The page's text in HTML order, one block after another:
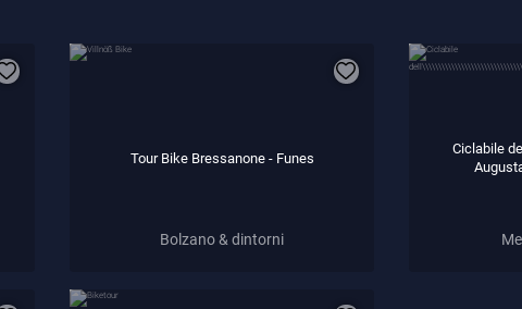
Tour Bike Bressanone - Funes
Bolzano & dintorni
Ciclabile